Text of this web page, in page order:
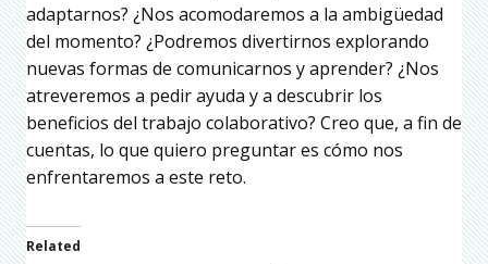
adaptarnos? ¿Nos acomodaremos a la ambigüedad
del momento? ¿Podremos divertirnos explorando
nuevas formas de comunicarnos y aprender? ¿Nos
atreveremos a pedir ayuda y a descubrir los
beneficios del trabajo colaborativo? Creo que, a fin de
cuentas, lo que quiero preguntar es cómo nos
enfrentaremos a este reto.
Related